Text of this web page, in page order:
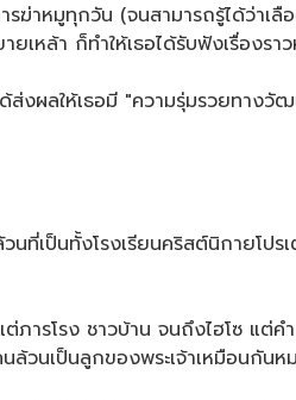
ฆ่าหมูทุกวัน (จนสามารถรู้ได้ว่า
หล้า ก็ทำให้เธอได้รับฟังเรื่องรา
งผลให้เธอมี "ความรุ่มรวยทางวั
ที่เป็นทั้งโรงเรียนคริสต์นิกายโ
ภารโรง ชาวบ้าน จนถึงไฮโซ แ
วนเป็นลูกของพระเจ้าเหมือนกันห